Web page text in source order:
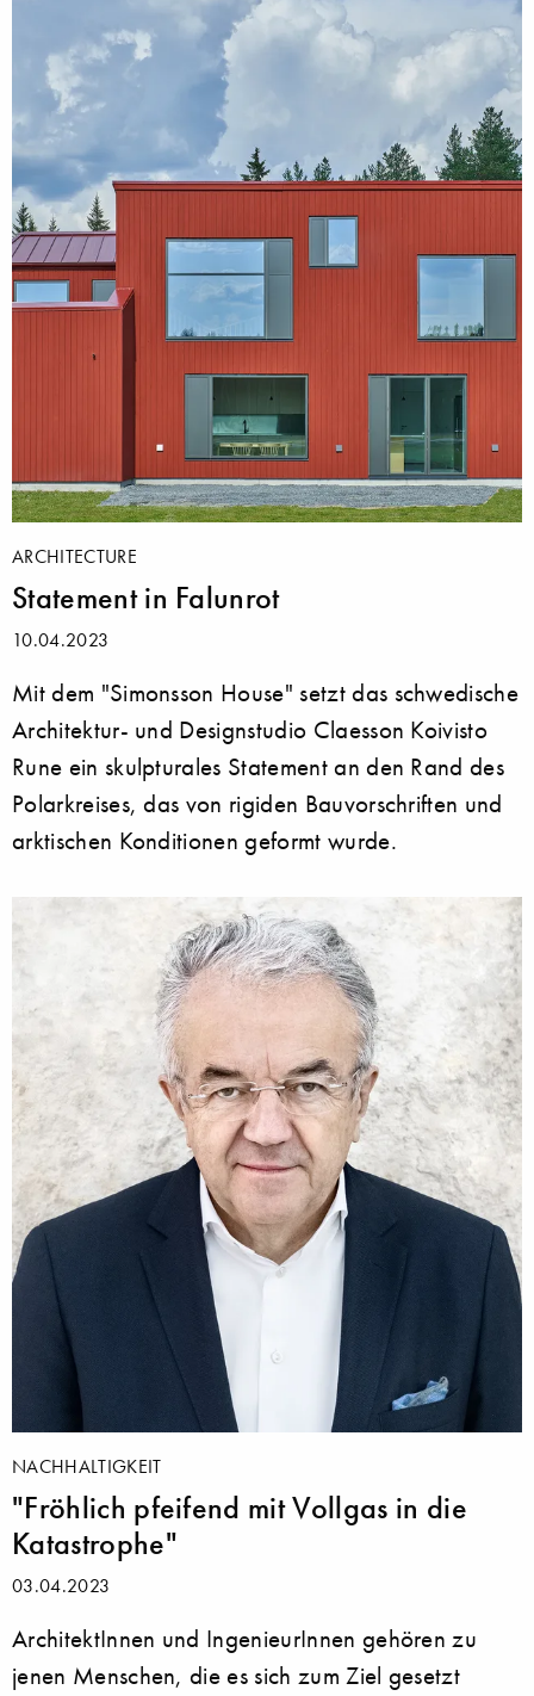
ARCHITECTURE
Statement in Falunrot
10.04.2023
Mit dem "Simonsson House" setzt das schwedische
Architektur- und Designstudio Claesson Koivisto
Rune ein skulpturales Statement an den Rand des
Polarkreises, das von rigiden Bauvorschriften und
arktischen Konditionen geformt wurde.
NACHHALTIGKEIT
"Fröhlich pfeifend mit Vollgas in die
Katastrophe"
03.04.2023
ArchitektInnen und IngenieurInnen gehören zu
jenen Menschen, die es sich zum Ziel gesetzt